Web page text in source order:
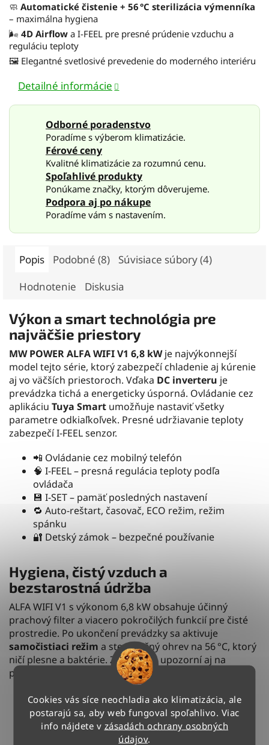
Cookies vás síce neochladia ako klimatizácia, ale
postarajú sa, aby web fungoval spoľahlivo. Viac
info nájdete v zásadách ochrany osobných
údajov.
🧼 Automatické čistenie + 56 °C sterilizácia výmenníka
– maximálna hygiena
🌬️ 4D Airflow a I-FEEL pre presné prúdenie vzduchu a
reguláciu teploty
🖼️ Elegantné svetlosivé prevedenie do moderného interiéru
Detailné informácie
Odborné poradenstvo
Poradíme s výberom klimatizácie.
Férové ceny
Kvalitné klimatizácie za rozumnú cenu.
Spoľahlivé produkty
Ponúkame značky, ktorým dôverujeme.
Podpora aj po nákupe
Poradíme vám s nastavením.
Popis Podobné (8)
Súvisiace súbory (4)
Hodnotenie
Diskusia
Výkon a smart technológia pre
najväčšie priestory
MW POWER ALFA WIFI V1 6,8 kWje najvýkonnejší
model tejto série, ktorý zabezpečí chladenie aj kúrenie
aj vo väčších priestoroch. Vďaka DC inverteru je
prevádzka tichá a energeticky úsporná. Ovládanie cez
aplikáciu Tuya Smart umožňuje nastaviť všetky
parametre odkiaľkoľvek. Presné udržiavanie teploty
zabezpečí I-FEEL senzor.
📲 Ovládanie cez mobilný telefón
🧠 I-FEEL – presná regulácia teploty podľa
ovládača
💾 I-SET – pamäť posledných nastavení
🔁 Auto-reštart, časovač, ECO režim, režim
spánku
🔐 Detský zámok – bezpečné používanie
Hygiena, čistý vzduch a
bezstarostná údržba
ALFA WIFI V1 s výkonom 6,8 kW obsahuje účinný
prachový filter a viacero pokročilých funkcií pre čisté
prostredie. Po ukončení prevádzky sa aktivuje
samočistiaci režim a sterilizačný ohrev na 56 °C, ktorý
ničí plesne a baktérie. Zariadenie upozorní aj na
potrebu vyčistenia filtra.
🧼 Auto-Clean režim pre vysušenie výmenníka
🔥 Sterilizácia výparníka na 56 °C
📣 Upozornenie na čistenie filtra